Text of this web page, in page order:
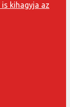
kihagyja az